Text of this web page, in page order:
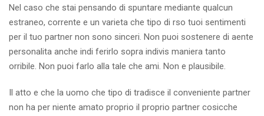
Nel caso che stai pensando di spuntare mediante qualcun
estraneo, corrente e un varieta che tipo di rso tuoi sentimenti
per il tuo partner non sono sinceri. Non puoi sostenere di aente
personalita anche indi ferirlo sopra indivis maniera tanto
orribile. Non puoi farlo alla tale che ami. Non e plausibile.
Il atto e che la uomo che tipo di tradisce il conveniente partner
non ha per niente amato proprio il proprio partner cosicche